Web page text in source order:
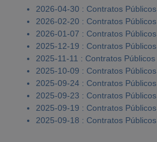
2026-04-30 : Contratos Públicos
2026-02-20 : Contratos Públicos
2026-01-07 : Contratos Públicos
2025-12-19 : Contratos Públicos
2025-11-11 : Contratos Públicos
2025-10-09 : Contratos Públicos
2025-09-24 : Contratos Públicos
2025-09-23 : Contratos Públicos
2025-09-19 : Contratos Públicos
2025-09-18 : Contratos Públicos